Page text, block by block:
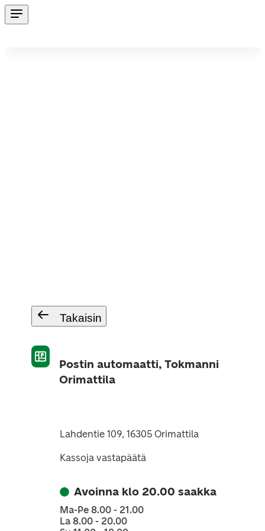
Takaisin
Postin automaatti, Tokmanni
Orimattila
Lahdentie 109, 16305 Orimattila
Kassoja vastapäätä
Avoinna klo 20.00 saakka
Ma-Pe 8.00 - 21.00
La 8.00 - 20.00